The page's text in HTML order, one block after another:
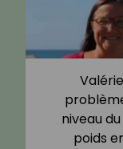
niveau
poids